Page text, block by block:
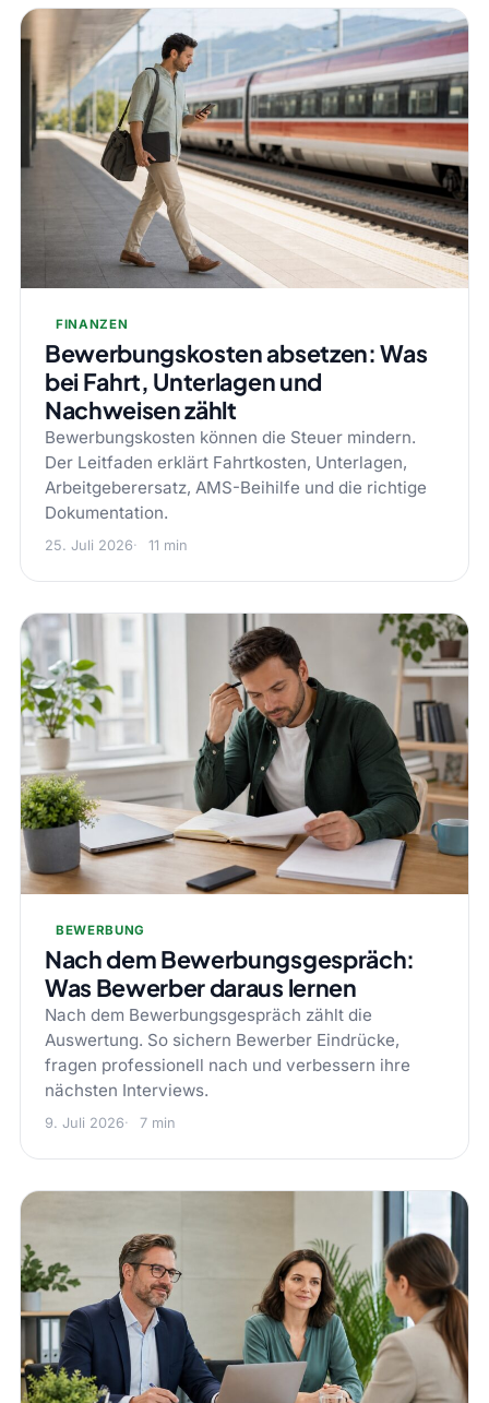
FINANZEN
Bewerbungskosten absetzen: Was
bei Fahrt, Unterlagen und
Nachweisen zählt
Bewerbungskosten können die Steuer mindern.
Der Leitfaden erklärt Fahrtkosten, Unterlagen,
Arbeitgeberersatz, AMS-Beihilfe und die richtige
Dokumentation.
25. Juli 2026 11 min
BEWERBUNG
Nach dem Bewerbungsgespräch:
Was Bewerber daraus lernen
Nach dem Bewerbungsgespräch zählt die
Auswertung. So sichern Bewerber Eindrücke,
fragen professionell nach und verbessern ihre
nächsten Interviews.
9. Juli 2026 7 min